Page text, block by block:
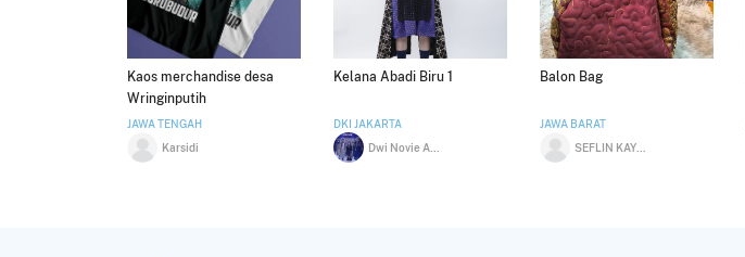
Kaos merchandise desa
Wringinputih
JAWA TENGAH
Karsidi
Kelana Abadi Biru 1
DKI JAKARTA
Balon Bag
JAWA BARAT